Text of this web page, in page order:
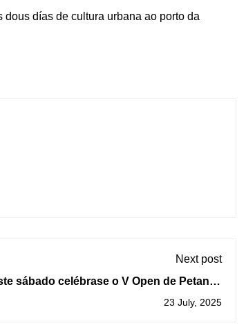
dous días de cultura urbana ao porto da
Next post
sábado celébrase o V Open de Petanca
Concello da Guarda 2025
23 July, 2025